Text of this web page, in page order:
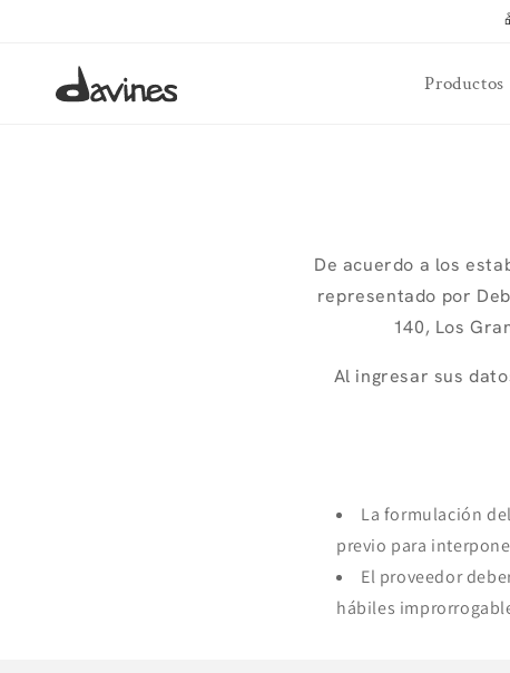
Productos
De acuerdo a los
representado por
140, Los
Al ingresar sus
La formulación
previo para
El proveedor
hábiles